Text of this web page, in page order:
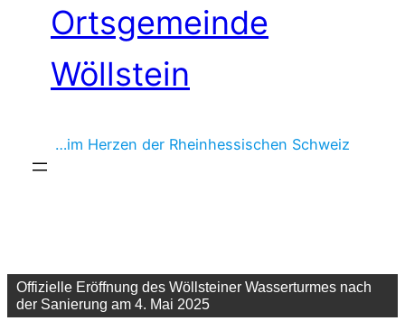
Ortsgemeinde
Wöllstein
…im Herzen der Rheinhessischen Schweiz
Offizielle Eröffnung des Wöllsteiner Wasserturmes nach
der Sanierung am 4. Mai 2025